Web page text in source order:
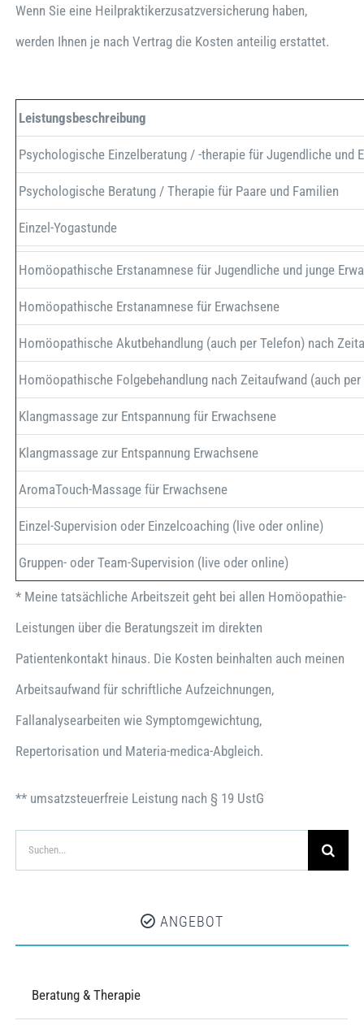
Wenn Sie eine Heilpraktikerzusatzversicherung haben,
werden Ihnen je nach Vertrag die Kosten anteilig erstattet.
Leistungsbeschreibung
Psychologische Einzelberatung / -therapie für Jugendliche und
Psychologische Beratung / Therapie für Paare und Familien
Einzel-Yogastunde
Homöopathische Erstanamnese für Jugendliche und junge
Homöopathische Erstanamnese für Erwachsene
Homöopathische Akutbehandlung (auch per Telefon) nach
Homöopathische Folgebehandlung nach Zeitaufwand (auch
Klangmassage zur Entspannung für Erwachsene
Klangmassage zur Entspannung Erwachsene
AromaTouch-Massage für Erwachsene
Einzel-Supervision oder Einzelcoaching (live oder online)
Gruppen- oder Team-Supervision (live oder online)
* Meine tatsächliche Arbeitszeit geht bei allen Homöopathie-
Leistungen über die Beratungszeit im direkten
Patientenkontakt hinaus. Die Kosten beinhalten auch meinen
Arbeitsaufwand für schriftliche Aufzeichnungen,
Fallanalysearbeiten wie Symptomgewichtung,
Repertorisation und Materia-medica-Abgleich.
** umsatzsteuerfreie Leistung nach § 19 UstG
Suche
nach:
ANGEBOT
Beratung & Therapie